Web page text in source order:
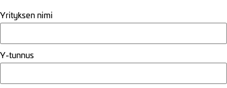
Yrityksen nimi
Y-tunnus